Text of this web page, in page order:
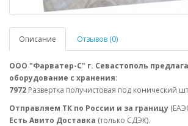
Описание Отзывов (0)
ООО "Фарватер-С" г. Севастополь
оборудование с хранения:
7972 Развертка получистовая под конический
Отправляем ТК по России и за границу
Есть Авито Доставка (только СДЭК).